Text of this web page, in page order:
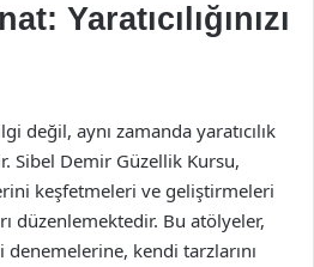
Yaratıcılığınızı
değil, aynı zamanda yaratıcılık
Sibel Demir Güzellik Kursu,
keşfetmeleri ve geliştirmeleri
düzenlemektedir. Bu atölyeler,
denemelerine, kendi tarzlarını